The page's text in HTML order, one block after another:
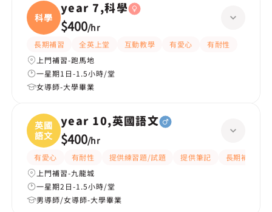
科學
year 7,科學
$400/hr
長期補習 全英上堂 互動教學 有愛心
有耐性
上門補習-跑馬地
一星期1日-1.5小時/堂
女導師-大學畢業
英國
語文
year 10,英國語文
$400/hr
有愛心 有耐性 提供練習題/試題 提供筆記
長期補習
上門補習-九龍城
一星期2日-1.5小時/堂
男導師/女導師-大學畢業